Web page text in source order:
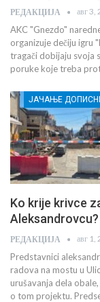
РЕДАКЦИЈА авг 3,
AKC "Gnezdo"
organizuje dečiju igru
tragači dobijaju svoja
poruke koje treba
Ko krije krivce
Aleksandrovcu?
РЕДАКЦИЈА авг 1,
Predstavnici
radova na mostu u
urušavanja dela
o tom projektu.